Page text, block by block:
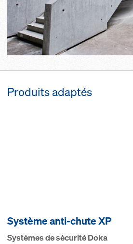
Produits adaptés
Sys­tème an­ti-chute XP
Sys­tèm­es de sé­c­u­ri­té Doka